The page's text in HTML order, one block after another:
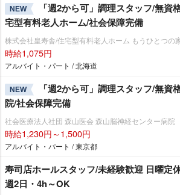
NEW
「週2から可」調理スタッフ/無資
宅型有料老人ホーム/社会保障完備
株式会社皇寿舎/住宅型有料老人ホーム もうひとつの
時給1,075円
アルバイト・パート / 北海道
NEW
「週2から可」調理スタッフ/無資
院/社会保障完備
社会医療法人社団 森山医会 森山脳神経センター病院
時給1,230円～1,500円
アルバイト・パート / 東京都
寿司店ホールスタッフ/未経験歓迎 日曜定
週2日・4h～OK